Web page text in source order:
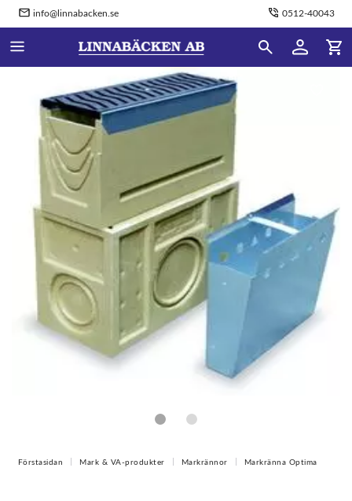
info@linnabacken.se 0512-40043
Förstasidan Mark & VA-produkter Markrännor Markränna Optima